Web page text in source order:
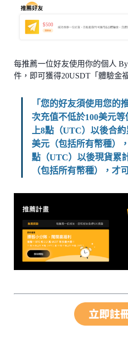
每推薦一位好友使用你的個人
件，即可獲得20USDT「體驗金
「您的好友須使用您的
次充值不低於100美元
上8點（UTC）以後合
美元（包括所有幣種）
點（UTC）以後現貨累
（包括所有幣種），才